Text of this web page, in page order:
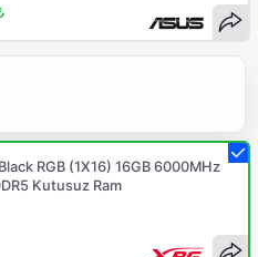
RGB (1X16) 16GB 6000MHz
Kutusuz Ram